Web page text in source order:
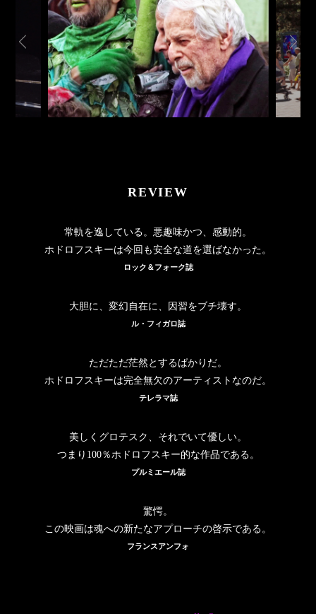
REVIEW
常軌を逸している。悪趣味かつ、感動的。
ホドロフスキーは今回も安全な道を選ばなかった。
ロック＆フォーク誌
大胆に、変幻自在に、因習をブチ壊す。
ル・フィガロ誌
ただただ茫然とするばかりだ。
ホドロフスキーは完全無欠のアーティストなのだ。
テレラマ誌
美しくグロテスク、それでいて優しい。
つまり100％ホドロフスキー的な作品である。
プルミエール誌
驚愕。
この映画は魂への新たなアプローチの啓示である。
フランスアンフォ